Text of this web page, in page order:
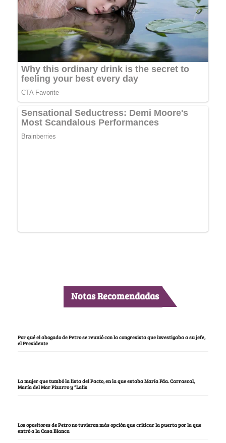
Notas Recomendadas
Por qué el abogado de Petro se reunió con la congresista que investigaba a su jefe,
el Presidente
La mujer que tumbó la lista del Pacto, en la que estaba María Fda. Carrascal,
María del Mar Pizarro y “Lalis
Los opositores de Petro no tuvieron más opción que criticar la puerta por la que
entró a la Casa Blanca